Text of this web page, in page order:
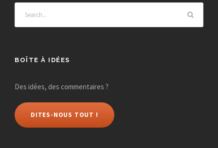
BOÎTE À IDÉES
Des idées, des commentaires ?
DITES-NOUS TOUT !